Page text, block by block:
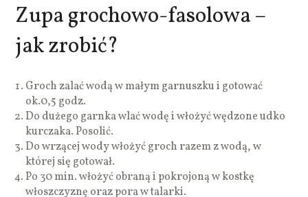
Zupa grochowo-fasolowa –
jak zrobić?
Groch zalać wodą w małym garnuszku i gotować
ok.0,5 godz.
Do dużego garnka wlać wodę i włożyć wędzone udko
kurczaka. Posolić.
Do wrzącej wody włożyć groch razem z wodą, w
której się gotował.
Po 30 min. włożyć obraną i pokrojoną w kostkę
włoszczyznę oraz pora w talarki.